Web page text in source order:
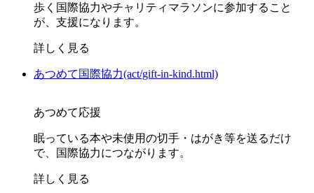
歩く国際協力やチャリティマラソンに参加すること
が、支援になります。
詳しく見る
あつめて国際協力(act/gift-in-kind.html)
あつめて応援
眠っている本や未使用の切手・はがき等を送るだけ
で、国際協力につながります。
詳しく見る